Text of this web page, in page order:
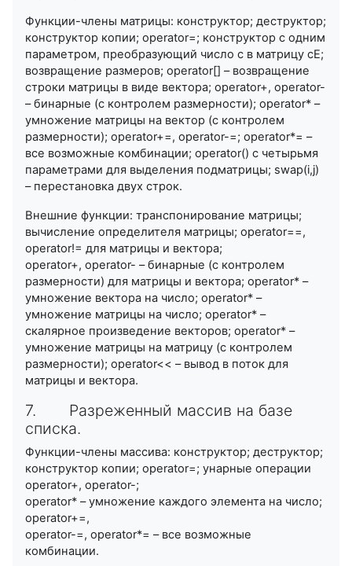
Функции-члены матрицы: конструктор; деструктор;
конструктор копии; operator=; конструктор с одним
параметром, преобразующий число c в матрицу cE;
возвращение размеров; operator[] – возвращение
строки матрицы в виде вектора; operator+, operator-
– бинарные (с контролем размерности); operator* –
умножение матрицы на вектор (с контролем
размерности); operator+=, operator-=; operator*= –
все возможные комбинации; operator() с четырьмя
параметрами для выделения подматрицы; swap(i,j)
– перестановка двух строк.
Внешние функции: транспонирование матрицы;
вычисление определителя матрицы; operator==,
operator!= для матрицы и вектора;
operator+, operator- – бинарные (с контролем
размерности) для матрицы и вектора; operator* –
умножение вектора на число; operator* –
умножение матрицы на число; operator* –
скалярное произведение векторов; operator* –
умножение матрицы на матрицу (с контролем
размерности); operator<< – вывод в поток для
матрицы и вектора.
7. Разреженный массив на базе
списка.
Функции-члены массива: конструктор; деструктор;
конструктор копии; operator=; унарные операции
operator+, operator-;
operator* – умножение каждого элемента на число;
operator+=,
operator-=, operator*= – все возможные
комбинации.